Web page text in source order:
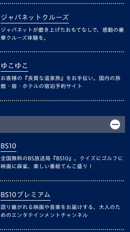
ジャパネットクルーズ
ジャパネットが磨き上げたおもてなしで、感動の豪
華クルーズ体験を。
ゆこゆこ
お客様の『良質な温泉旅』をお手伝い。国内の旅
館・宿・ホテルの宿泊予約サイト
BS10
全国無料のBS放送局『BS10』。クイズにゴルフに
映画に麻雀、楽しい番組てんこ盛り！
BS10プレミアム
語り継がれる映画や音楽をお届けする、大人のた
めのエンタテインメントチャンネル